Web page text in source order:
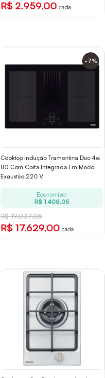
R$ 2.959,00 cada
-7%
Cooktop Indução Tramontina Duo 4ei
80 Com Coifa Integrada Em Modo
Exaustão 220 V
Economize:
R$ 1.408,05
R$ 19.037,05
R$ 17.629,00 cada